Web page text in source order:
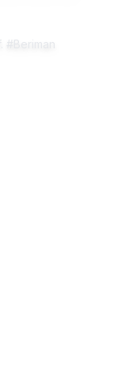
#Beriman